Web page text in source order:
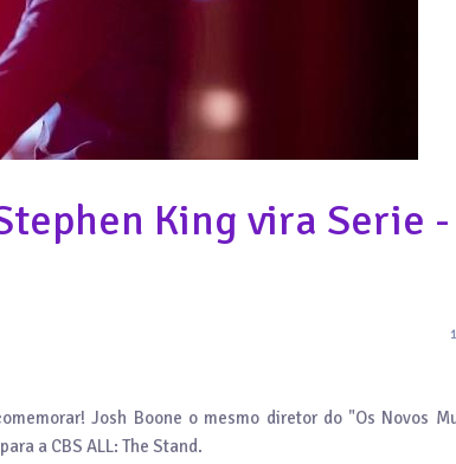
King vira Serie -
Josh Boone o mesmo diretor do "Os Novos
a CBS ALL: The Stand.